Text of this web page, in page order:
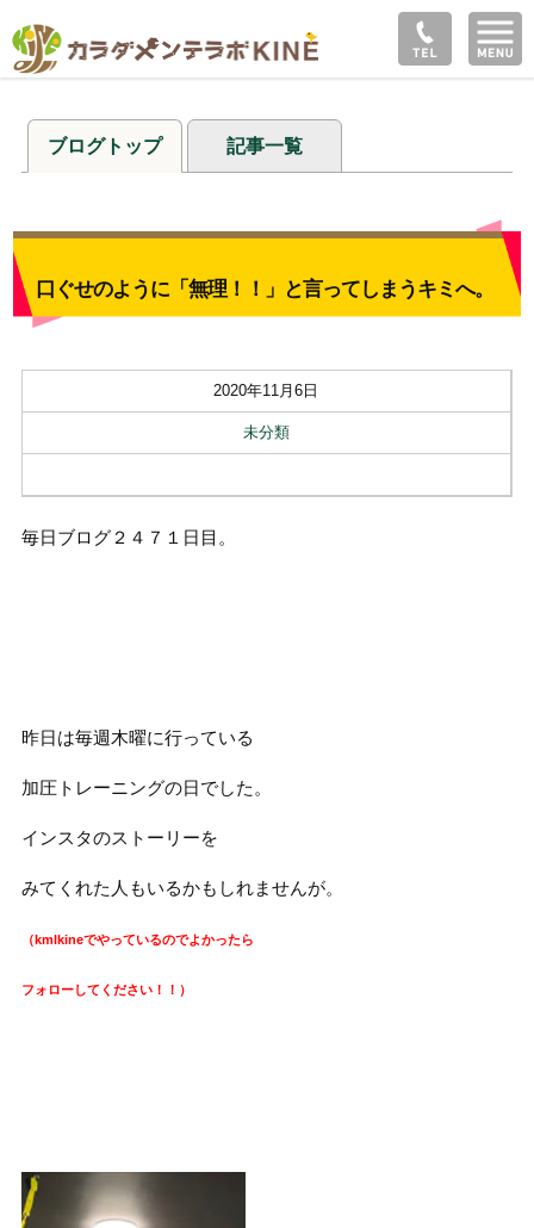
ブログトップ 記事一覧
口ぐせのように「無理！！」と言ってしまうキミへ。
2020年11月6日
未分類
毎日ブログ２４７１日目。
昨日は毎週木曜に行っている
加圧トレーニングの日でした。
インスタのストーリーを
みてくれた人もいるかもしれませんが。
（kmlkineでやっているのでよかったら
フォローしてください！！）